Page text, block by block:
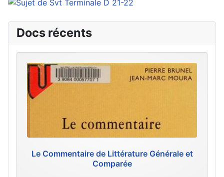
Docs récents
Le Commentaire de Littérature Générale et
Comparée